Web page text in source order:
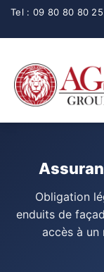
Aller
Obligation
enduits de
accès à un